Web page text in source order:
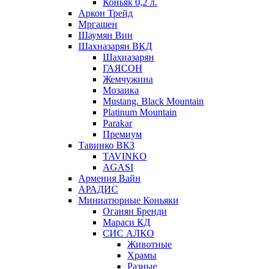
Коньяк 0,2 л.
Аркон Трейд
Мргашен
Шаумян Вин
Шахназарян ВКД
Шахназарян
ГАЯСОН
Жемчужина
Мозаика
Mustang. Black Mountain
Platinum Mountain
Parakar
Премиум
Тавинко ВКЗ
TAVINKO
AGASI
Армения Вайн
АРАДИС
Миниатюрные Коньяки
Оганян Бренди
Мараси КД
СИС АЛКО
Животные
Храмы
Разные